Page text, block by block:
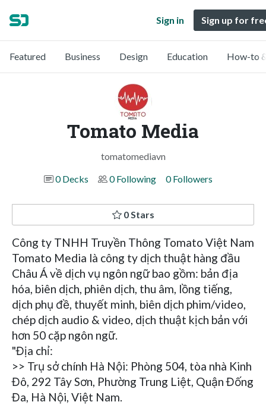
Sign in Sign up for
Featured Business Design Education How-to
Tomato Media
tomatomediavn
0 Decks
0 Following 0 Followers
0 Stars
Công ty TNHH Truyền Thông Tomato Việt Nam
Tomato Media là công ty dịch thuật hàng đầu
Châu Á về dịch vụ ngôn ngữ bao gồm: bản địa
hóa, biên dịch, phiên dịch, thu âm, lồng tiếng,
dịch phụ đề, thuyết minh, biên dịch phim/video,
chép dịch audio & video, dịch thuật kịch bản với
hơn 50 cặp ngôn ngữ.
"Địa chỉ:
>> Trụ sở chính Hà Nội: Phòng 504, tòa nhà Kinh
Đô, 292 Tây Sơn, Phường Trung Liệt, Quận Đống
Đa, Hà Nội, Việt Nam.